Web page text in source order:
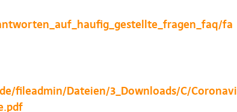
fa
fileadmin/Dateien/3_Downloads/C/Coronavi